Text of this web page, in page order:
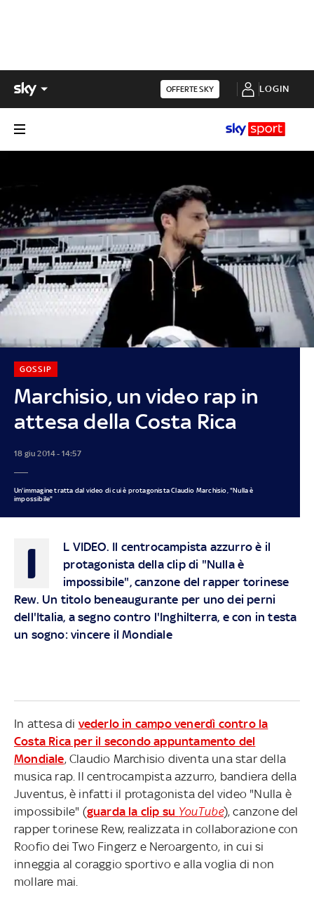
OFFERTE SKY LOGIN
Marchisio, un video rap in
attesa della Costa Rica
GOSSIP
18 giu 2014 - 14:57
Un'immagine tratta dal video di cui è protagonista Claudio Marchisio, "Nulla è
impossibile"
I L VIDEO. Il centrocampista azzurro è il
protagonista della clip di "Nulla è
impossibile", canzone del rapper torinese
Rew. Un titolo beneaugurante per uno dei perni
dell'Italia, a segno contro l'Inghilterra, e con in testa
un sogno: vincere il Mondiale
In attesa di vederlo in campo venerdì contro la
Costa Rica per il secondo appuntamento del
Mondiale, Claudio Marchisio diventa una star della
musica rap. Il centrocampista azzurro, bandiera della
Juventus, è infatti il protagonista del video "Nulla è
impossibile" (guarda la clip su YouTube), canzone del
rapper torinese Rew, realizzata in collaborazione con
Roofio dei Two Fingerz e Neroargento, in cui si
inneggia al coraggio sportivo e alla voglia di non
mollare mai.